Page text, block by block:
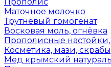
Маточное молочко
Трутневый гомогенат
Восковая моль, огнёвка
Прополисные
Косметика, мази,
Мед крымский